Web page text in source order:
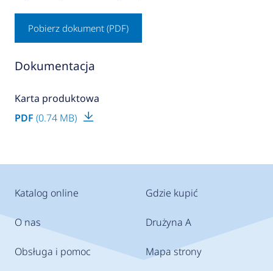
Pobierz dokument (PDF)
Dokumentacja
Karta produktowa
PDF (0.74 MB)
Katalog online
O nas
Obsługa i pomoc
Gdzie kupić
Drużyna A
Mapa strony